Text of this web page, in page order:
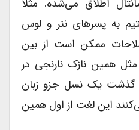
اطلاق می‌شده. مثلا
به پسرهای ننر و لوس
ممکن است از بین
نازک نارنجی در
گذشت یک نسل جزو زبان
این لغت از اول همین